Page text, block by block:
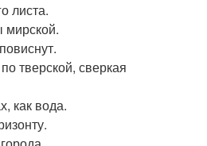
листа.
мирской.
тверской, сверкая
как вода.